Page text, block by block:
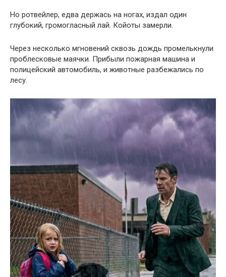
Но ротвейлер, едва держась на ногах, издал один
глубокий, громогласный лай. Койоты замерли.
Через несколько мгновений сквозь дождь промелькнули
проблесковые маячки. Прибыли пожарная машина и
полицейский автомобиль, и животные разбежались по
лесу.